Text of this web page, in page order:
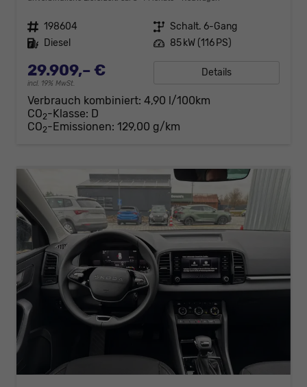
Fahrzeugnr. 198604 Getriebe Schalt. 6-Gang
Kraftstoff Diesel Leistung 85 kW (116 PS)
29.909,– €
incl. 19% MwSt.
Details
Verbrauch kombiniert: 4,90 l/100km
CO2-Klasse: D
CO2-Emissionen: 129,00 g/km